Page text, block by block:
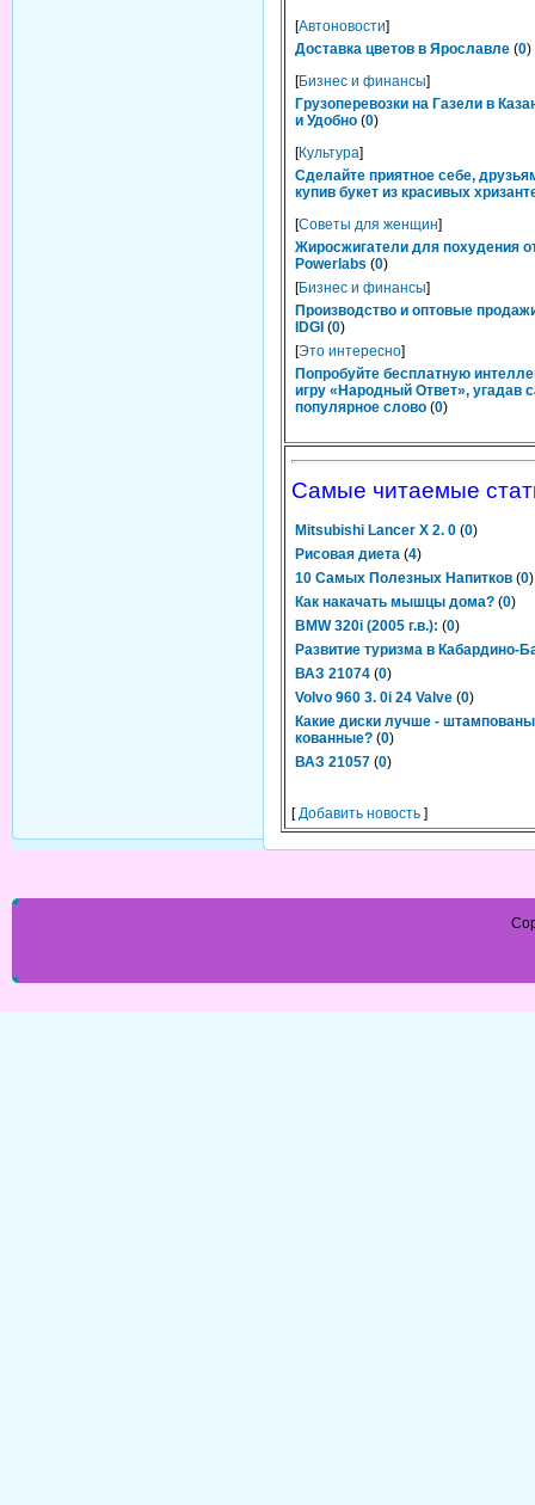
[Автоновости]
Доставка цветов в Ярославле (0)
[Бизнес и финансы]
Грузоперевозки на Газели в
и Удобно (0)
[Культура]
Сделайте приятное себе,
купив букет из красивых
[Советы для женщин]
Жиросжигатели для похудения
Powerlabs (0)
[Бизнес и финансы]
Производство и оптовые
IDGI (0)
[Это интересно]
Попробуйте бесплатную
игру «Народный Ответ», угадав
популярное слово (0)
Самые читаемые
Mitsubishi Lancer X 2. 0 (0)
Рисовая диета (4)
10 Самых Полезных Напитков (0)
Как накачать мышцы дома? (0)
BMW 320i (2005 г.в.): (0)
Развитие туризма в Кабардино-
ВАЗ 21074 (0)
Volvo 960 3. 0i 24 Valve (0)
Какие диски лучше -
кованные? (0)
ВАЗ 21057 (0)
[Добавить новость ]